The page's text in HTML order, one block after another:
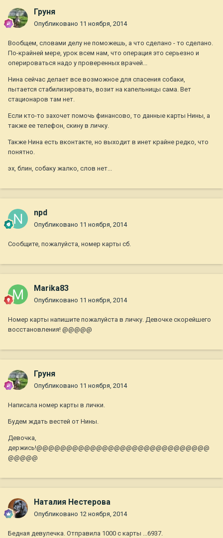
Груня
Опубликовано 11 ноября, 2014
Вообщем, словами делу не поможешь, а что сделано - то сделано.
По-крайней мере, урок всем нам, что операция это серьезно и
оперироваться надо у проверенных врачей...
Нина сейчас делает все возможное для спасения собаки,
пытается стабилизировать, возит на капельницы сама. Вет
стационаров там нет.
Если кто-то захочет помочь финансово, то данные карты Нины, а
также ее телефон, скину в личку.
Также Нина есть вконтакте, но выходит в инет крайне редко, что
понятно.
эх, блин, собаку жалко, слов нет...
npd
Опубликовано 11 ноября, 2014
Сообщите, пожалуйста, номер карты сб.
Marika83
Опубликовано 11 ноября, 2014
Номер карты напишите пожалуйста в личку. Девочке скорейшего
восстановления! @@@@@
Груня
Опубликовано 11 ноября, 2014
Написала номер карты в лички.
Будем ждать вестей от Нины.
Девочка,
держись!@@@@@@@@@@@@@@@@@@@@@@@@@@@@@
@@@@@
Наталия Нестерова
Опубликовано 12 ноября, 2014
Бедная девулечка. Отправила 1000 с карты ...6937.